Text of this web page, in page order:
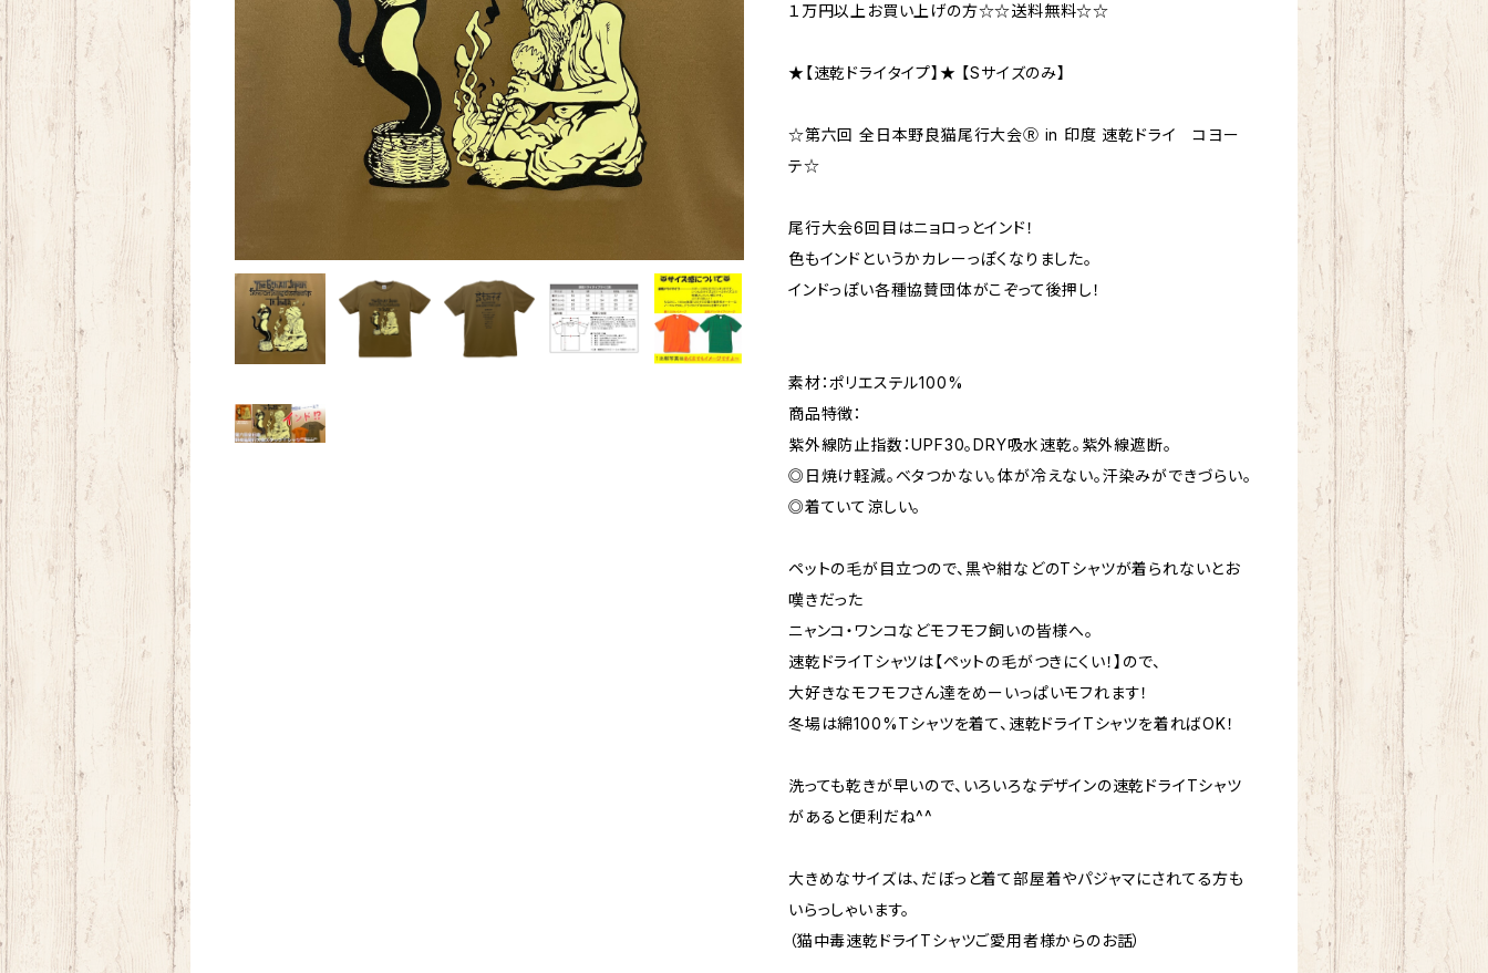
１万円以上お買い上げの方☆☆送料無料☆☆
★【速乾ドライタイプ】★ 【Sサイズのみ】
☆第六回 全日本野良猫尾行大会Ⓡ in 印度 速乾ドライ コヨー
テ☆
尾行大会6回目はニョロっとインド！
色もインドというかカレーっぽくなりました。
インドっぽい各種協賛団体がこぞって後押し！
素材：ポリエステル100%
商品特徴：
紫外線防止指数：UPF30。DRY吸水速乾。紫外線遮断。
◎日焼け軽減。ベタつかない。体が冷えない。汗染みができづらい。
◎着ていて涼しい。
ペットの毛が目立つので、黒や紺などのTシャツが着られないとお
嘆きだった
ニャンコ・ワンコなどモフモフ飼いの皆様へ。
速乾ドライTシャツは【ペットの毛がつきにくい！】ので、
大好きなモフモフさん達をめーいっぱいモフれます！
冬場は綿100%Tシャツを着て、速乾ドライTシャツを着ればOK！
洗っても乾きが早いので、いろいろなデザインの速乾ドライTシャツ
があると便利だね^^
大きめなサイズは、だぼっと着て部屋着やパジャマにされてる方も
いらっしゃいます。
（猫中毒速乾ドライTシャツご愛用者様からのお話）